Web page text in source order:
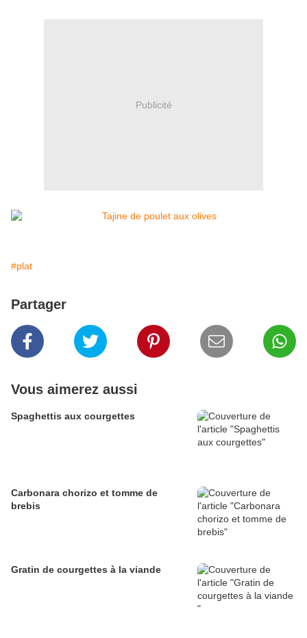
Publicité
#plat
Partager
Vous aimerez aussi
Spaghettis aux courgettes
Carbonara chorizo et tomme de
brebis
Gratin de courgettes à la viande